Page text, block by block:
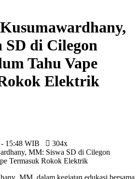
di Cilegon
Tahu Vape
Elektrik
- 15:48 WIB 304x
.MM. dalam kegiatan edukasi bersama